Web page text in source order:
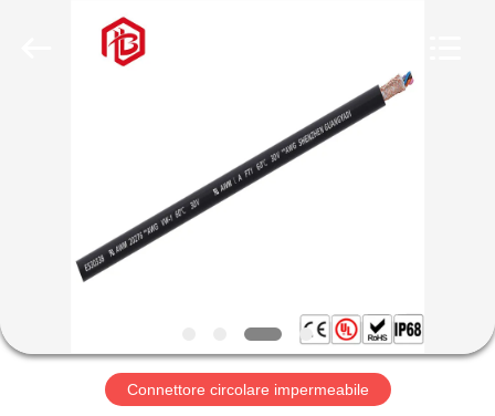
CIRCA
GIRO
Connettore circolare impermeabile